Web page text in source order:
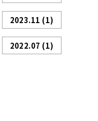
2023.11 (1)
2022.07 (1)